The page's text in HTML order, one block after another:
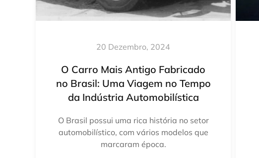
20 Dezembro, 2024
O Carro Mais Antigo Fabricado
no Brasil: Uma Viagem no Tempo
da Indústria Automobilística
O Brasil possui uma rica história no setor
automobilístico, com vários modelos que
marcaram época.